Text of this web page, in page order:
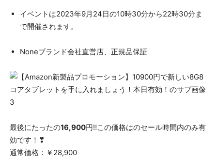
イベントは2023年9月24日の10時30分から22時30分ま
で開催されます。
Noneブランド会社直営店、正規品保証
最後にたったの16,900円‼この価格はのセール時間内のみ有
効です！❣
通常価格：￥28,900